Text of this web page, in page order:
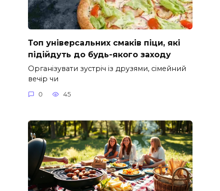
Топ універсальних смаків піци, які
підійдуть до будь-якого заходу
Організувати зустріч із друзями, сімейний
вечір чи
0 45